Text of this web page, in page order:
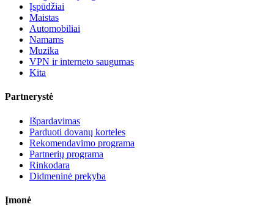
Įspūdžiai
Maistas
Automobiliai
Namams
Muzika
VPN ir interneto saugumas
Kita
Partnerystė
Išpardavimas
Parduoti dovanų korteles
Rekomendavimo programa
Partnerių programa
Rinkodara
Didmeninė prekyba
Įmonė